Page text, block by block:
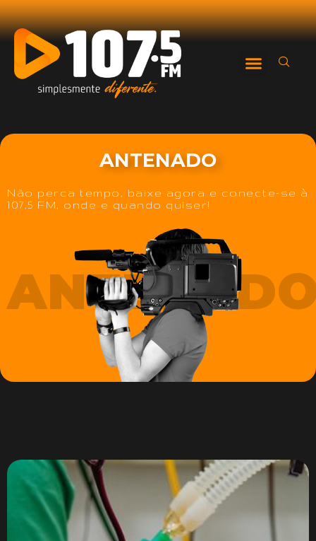
ANTENADO
Não perca tempo, baixe agora e conecte-se à
107,5 FM, onde e quando quiser!